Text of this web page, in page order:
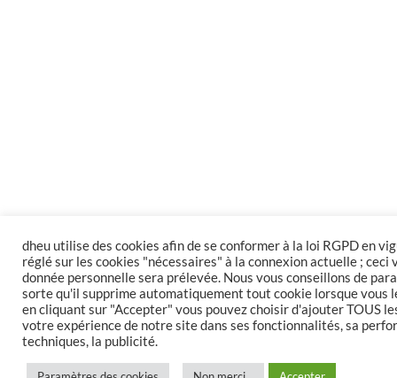
dheu utilise des cookies afin de se conformer à la loi RGPD en
réglé sur les cookies "nécessaires" à la connexion actuelle ; ceci
donnée personnelle sera prélevée. Nous vous conseillons de
sorte qu'il supprime automatiquement tout cookie lorsque vous
en cliquant sur "Accepter" vous pouvez choisir d'ajouter TOUS
votre expérience de notre site dans ses fonctionnalités, sa
techniques, la publicité.